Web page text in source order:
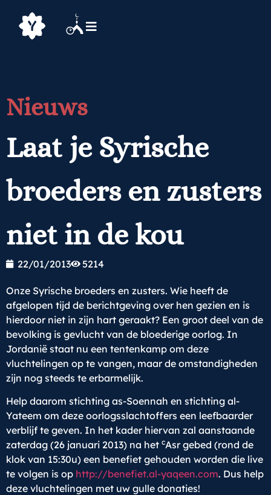
Nieuws
Laat je Syrische
broeders en zusters
niet in de kou
22/01/2013 5214
Onze Syrische broeders en zusters. Wie heeft de
afgelopen tijd de berichtgeving over hen gezien en is
hierdoor niet in zijn hart geraakt? Een groot deel van de
bevolking is gevlucht van de bloederige oorlog. In
Jordanië staat nu een tentenkamp om deze
vluchtelingen op te vangen, maar de omstandigheden
zijn nog steeds te erbarmelijk.
Help daarom stichting as-Soennah en stichting al-
Yateem om deze oorlogsslachtoffers een leefbaarder
verblijf te geven. In het kader hiervan zal aanstaande
zaterdag (26 januari 2013) na het cAsr gebed (rond de
klok van 15:30u) een benefiet gehouden worden die live
te volgen is op http://benefiet.al-yaqeen.com. Dus help
deze vluchtelingen met uw gulle donaties!